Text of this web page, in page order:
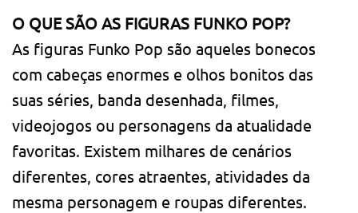
O QUE SÃO AS FIGURAS FUNKO POP?
As figuras Funko Pop são aqueles bonecos
com cabeças enormes e olhos bonitos das
suas séries, banda desenhada, filmes,
videojogos ou personagens da atualidade
favoritas. Existem milhares de cenários
diferentes, cores atraentes, atividades da
mesma personagem e roupas diferentes.